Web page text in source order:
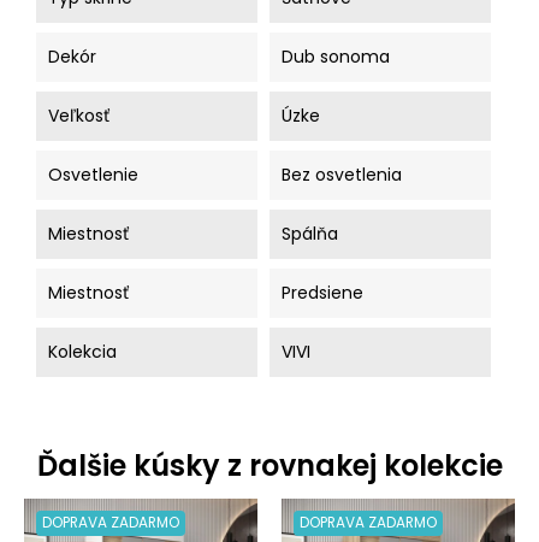
Dekór Dub sonoma
Veľkosť Úzke
Osvetlenie Bez osvetlenia
Miestnosť Spálňa
Miestnosť Predsiene
Kolekcia VIVI
Ďalšie kúsky z rovnakej kolekcie
DOPRAVA ZADARMO
DOPRAVA ZADARMO